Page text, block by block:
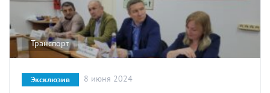
Транспорт
Эксклюзив 8 июня 2024